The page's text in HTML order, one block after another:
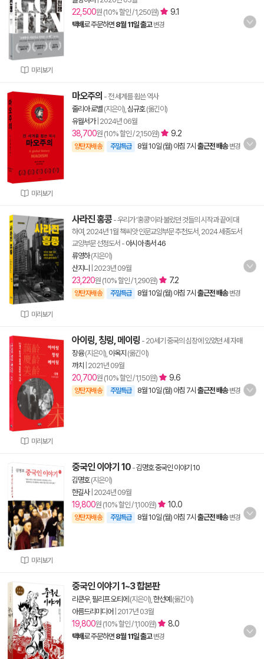
미리보기
22,500원 (10% 할인 / 1,250원) 9.1
택배로 주문하면 8월 11일 출고 변경
미리보기
마오주의 - 전 세계를 휩쓴 역사
줄리아 로벨 (지은이), 심규호(옮긴이)
유월서가| 2024년 06월
38,700원 (10% 할인 / 2,150원) 9.2
양탄자배송 주말특급 8월 10일 (월) 아침 7시 출근전 배송 변경
미리보기
사라진 홍콩 - 우리가 '홍콩'이라 불렀던 것들의 시작과 끝에 대
하여, 2024년 1월 책씨앗 인문교양부문 추천도서, 2024 세종도서
교양부문 선정도서 - 아시아 총서 46
류영하(지은이)
산지니
2023년 09월
23,220원 (10% 할인 / 1,290원) 7.2
양탄자배송 주말특급 8월 10일 (월) 아침 7시 출근전 배송 변경
미리보기
아이링, 칭링, 메이링 - 20세기 중국의 심장에 있었던 세 자매
장융(지은이), 이옥지 (옮긴이)
까치
2021년 09월
20,700원 (10% 할인 / 1,150원) 9.6
양탄자배송 주말특급 8월 10일 (월) 아침 7시 출근전 배송 변경
미리보기
중국인 이야기 10 -김명호 중국인 이야기 10
김명호(지은이)
한길사| 2024년 09월
19,800원 (10% 할인 / 1,100원) 10.0
양탄자배송 주말특급 8월 10일 (월) 아침 7시 출근전 배송 변경
중국인 이야기 1~3 합본판
리쿤우, 필리프 오티에 (지은이), 한선예 (옮긴이)
아름드리미디어 2017년 03월
19,800원 (10% 할인 / 1,100원) 8.0
택배로 주문하면 8월 11일 출고 변경